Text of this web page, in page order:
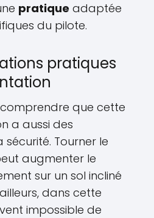
pratique adaptée
du pilote.
pratiques
comprendre que cette
a aussi des
Tourner le
augmenter le
sur un sol incliné
dans cette
impossible de